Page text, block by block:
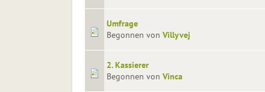
Umfrage
Begonnen von Villyvej
2. Kassierer
Begonnen von Vinca